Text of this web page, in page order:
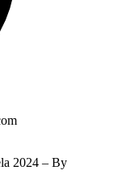
2024 – By